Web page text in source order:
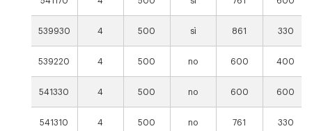
539930 4 500 sì 861 330
539220 4 500 no 600 400
541330 4 500 no 600 600
541310 4 500 no 761 330